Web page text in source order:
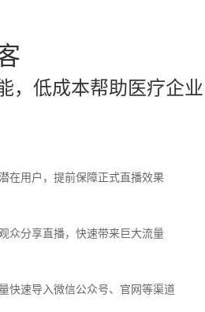
，低成本帮助医疗企业
在用户，提前保障正式直播效果
众分享直播，快速带来巨大流量
快速导入微信公众号、官网等渠道